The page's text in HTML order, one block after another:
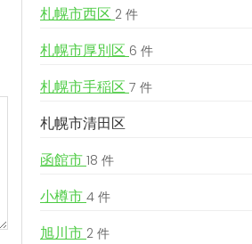
札幌市西区 2 件
札幌市厚別区 6 件
札幌市手稲区 7 件
札幌市清田区
函館市 18 件
小樽市 4 件
旭川市 2 件